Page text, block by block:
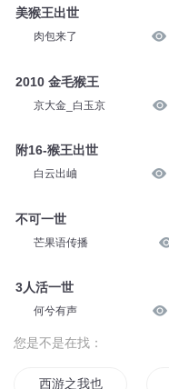
美猴王出世
肉包来了
2010 金毛猴王
京大金_白玉京
附16-猴王出世
白云出岫
不可一世
芒果语传播
3人活一世
何兮有声
您是不是在找：
西游之我也是猴王